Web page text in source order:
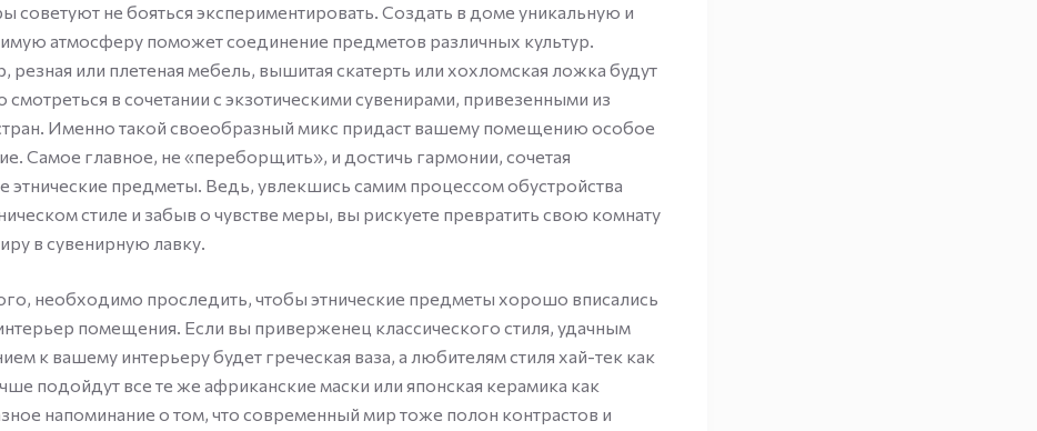
советуют не бояться экспериментировать. Создать в доме уникальную и
атмосферу поможет соединение предметов различных культур.
резная или плетеная мебель, вышитая скатерть или хохломская ложка будут
смотреться в сочетании с экзотическими сувенирами, привезенными из
Именно такой своеобразный микс придаст вашему помещению особое
Самое главное, не «переборщить», и достичь гармонии, сочетая
этнические предметы. Ведь, увлекшись самим процессом обустройства
стиле и забыв о чувстве меры, вы рискуете превратить свою комнату
в сувенирную лавку.
необходимо проследить, чтобы этнические предметы хорошо вписались
помещения. Если вы приверженец классического стиля, удачным
к вашему интерьеру будет греческая ваза, а любителям стиля хай-тек как
подойдут все те же африканские маски или японская керамика как
напоминание о том, что современный мир тоже полон контрастов и